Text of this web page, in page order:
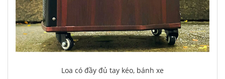
Loa có đầy đủ tay kéo, bánh xe